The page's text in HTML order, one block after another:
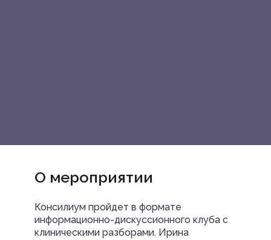
О мероприятии
Консилиум пройдет в формате
информационно-дискуссионного клуба с
клиническими разборами. Ирина